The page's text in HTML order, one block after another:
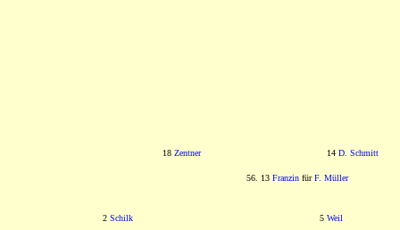
18 Zentner 14 D. Schmitt
56. 13 FranzinfürF. Müller
2 Schilk 5 Weil